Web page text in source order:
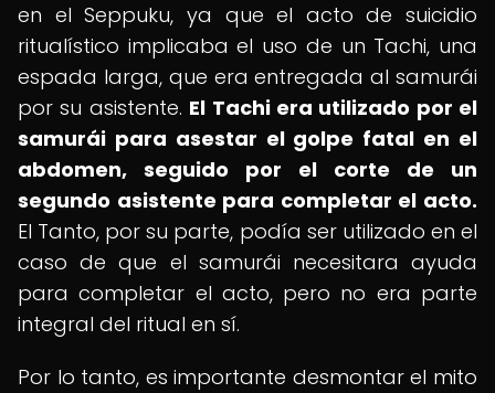
en el Seppuku, ya que el acto de suicidio
ritualístico implicaba el uso de un Tachi, una
espada larga, que era entregada al samurái
por su asistente. El Tachi era utilizado por el
samurái para asestar el golpe fatal en el
abdomen, seguido por el corte de un
segundo asistente para completar el acto.
El Tanto, por su parte, podía ser utilizado en el
caso de que el samurái necesitara ayuda
para completar el acto, pero no era parte
integral del ritual en sí.
Por lo tanto, es importante desmontar el mito